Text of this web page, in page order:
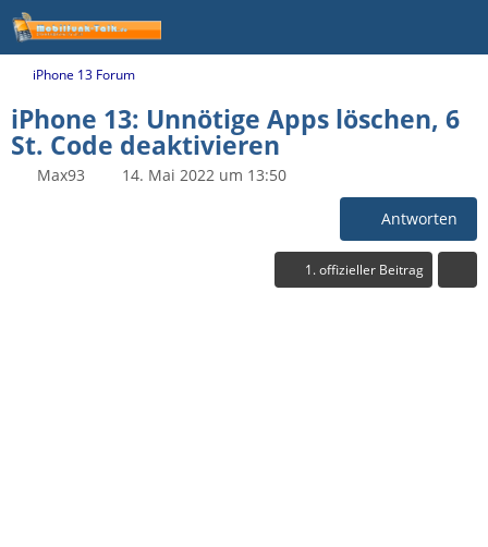
iPhone 13 Forum
iPhone 13: Unnötige Apps löschen, 6
St. Code deaktivieren
Max93 14. Mai 2022 um 13:50
Antworten
1. offizieller Beitrag